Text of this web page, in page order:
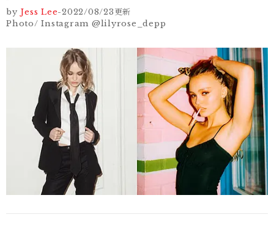
by Jess Lee-2022/08/23更新
Photo/ Instagram @lilyrose_depp